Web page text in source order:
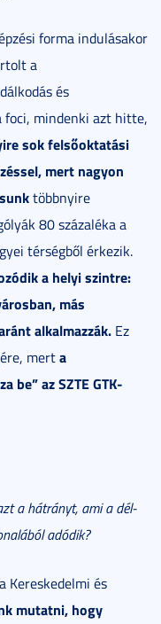
forma indulásakor
a
és
foci, mindenki azt hitte,
sok felsőoktatási
mert nagyon
többnyire
80 százaléka a
térségből érkezik.
a helyi szintre:
más
alkalmazzák. Ez
merta
be” az SZTE GTK-
a hátrányt, ami a dél-
adódik?
Kereskedelmi és
mutatni, hogy